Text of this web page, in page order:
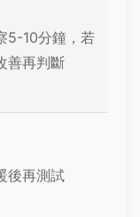
5-10分鐘，若
善再判斷
後再測試